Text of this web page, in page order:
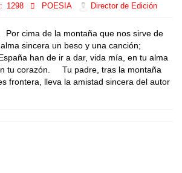
1298 POESIA Director de Edición
cima de la montaña que nos sirve de
sincera un beso y una canción;
han de ir a dar, vida mía, en tu alma
tu corazón. Tu padre, tras la montaña
frontera, lleva la amistad sincera del autor